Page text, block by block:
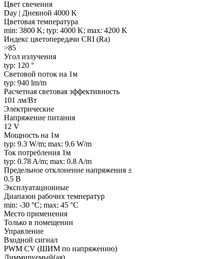
Цвет свечения
Day | Дневной 4000 K
Цветовая температура
min: 3800 K; typ: 4000 K; max: 4200 K
Индекс цветопередачи CRI (Ra)
>85
Угол излучения
typ: 120 °
Световой поток на 1м
typ: 940 lm/m
Расчетная световая эффективность
101 лм/Вт
Электрические
Напряжение питания
12 V
Мощность на 1м
typ: 9.3 W/m; max: 9.6 W/m
Ток потребления 1м
typ: 0.78 A/m; max: 0.8 A/m
Предельное отклонение напряжения ±
0.5 В
Эксплуатационные
Диапазон рабочих температур
min: -30 °C; max: 45 °C
Место применения
Только в помещении
Управление
Входной сигнал
PWM СV (ШИМ по напряжению)
Диммируемый(ая)